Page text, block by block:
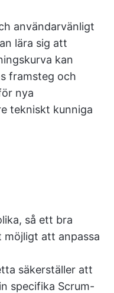
användarvänligt
lära sig att
kan
framsteg och
nya
tekniskt kunniga
så ett bra
att anpassa
säkerställer att
specifika Scrum-